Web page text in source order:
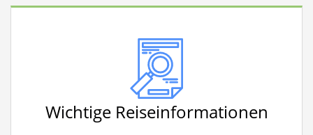
Wichtige Reiseinformationen